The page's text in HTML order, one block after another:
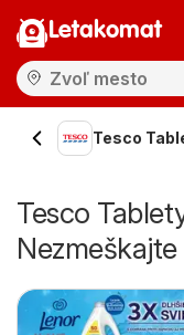
Letakomat
Tesco
Tesco